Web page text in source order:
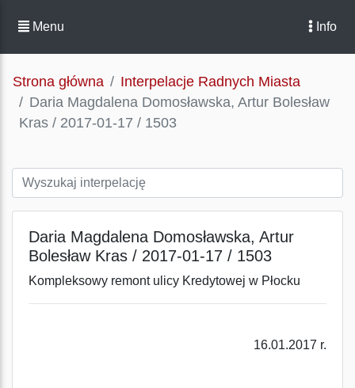
Menu Info
Strona główna
Interpelacje Radnych Miasta
Daria Magdalena Domosławska, Artur Bolesław
Kras / 2017-01-17 / 1503
Daria Magdalena Domosławska, Artur
Bolesław Kras / 2017-01-17 / 1503
Kompleksowy remont ulicy Kredytowej w Płocku
16.01.2017 r.